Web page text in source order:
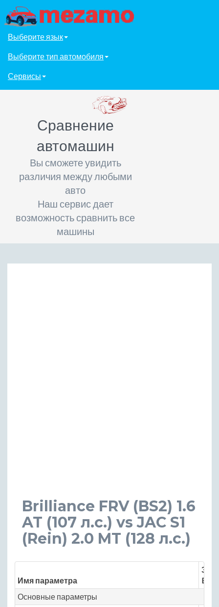
Выберите язык
Выберите тип автомобиля
Сервисы
Сравнение
автомашин
Вы сможете увидить
различия между любыми
авто
Наш сервис дает
возможность сравнить все
машины
Brilliance FRV (BS2) 1.6
AT (107 л.с.) vs JAC S1
(Rein) 2.0 MT (128 л.с.)
Имя параметра
Основные параметры